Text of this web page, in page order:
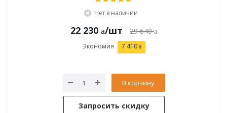
Нет в наличии
22 230 /шт 29 640
Экономия 7 410
В корзину
Запросить скидку